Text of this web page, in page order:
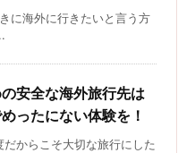
に海外に行きたいと言う方
安全な海外旅行先は
ったにない体験を！
だからこそ大切な旅行にした